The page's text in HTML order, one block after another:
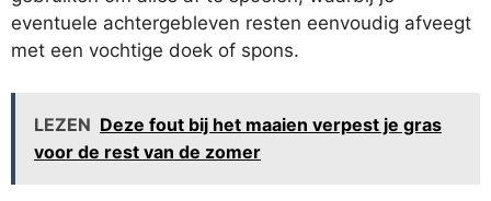
eventuele achtergebleven resten eenvoudig afveegt
met een vochtige doek of spons.
LEZEN Deze fout bij het maaien verpest je gras
voor de rest van de zomer